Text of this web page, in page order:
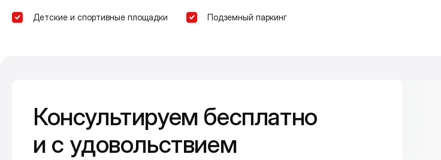
Детские и спортивные площадки Подземный паркинг
Консультируем бесплатно
и с удовольствием